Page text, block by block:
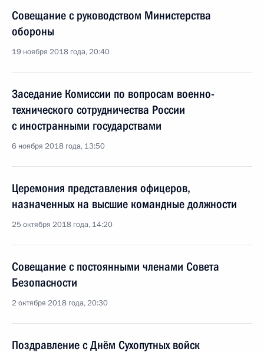
Совещание с руководством Министерства
обороны
19 ноября 2018 года, 20:40
Заседание Комиссии по вопросам военно-
технического сотрудничества России
с иностранными государствами
6 ноября 2018 года, 13:50
Церемония представления офицеров,
назначенных на высшие командные должности
25 октября 2018 года, 14:20
Совещание с постоянными членами Совета
Безопасности
2 октября 2018 года, 20:30
Поздравление с Днём Сухопутных войск